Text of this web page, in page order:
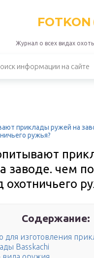
FOTKON
Журнал о всех видах
приклады ружей на
ружья?
заводе. чем
охотничьего
Содержание:
для изготовления
Basskachi